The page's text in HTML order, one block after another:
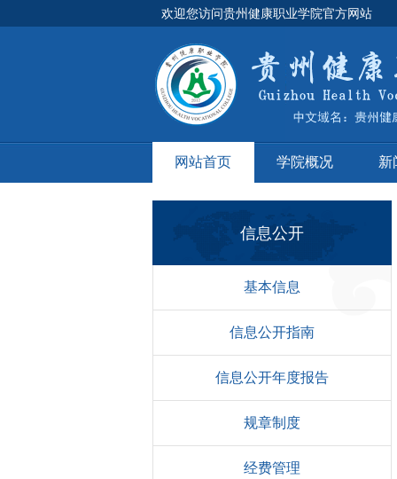
欢迎您访问贵州健康职业学院官方网站
网站首页 学院概况 新
工作计划
信息公开
基本信息
信息公开指南
信息公开年度报告
规章制度
经费管理